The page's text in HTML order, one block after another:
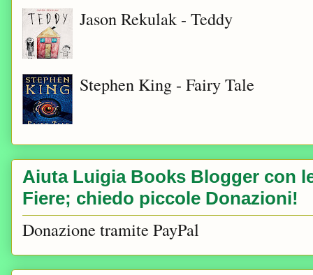
Jason Rekulak - Teddy
Stephen King - Fairy Tale
Aiuta Luigia Books Blogger con
Fiere; chiedo piccole Donazioni!
Donazione tramite PayPal